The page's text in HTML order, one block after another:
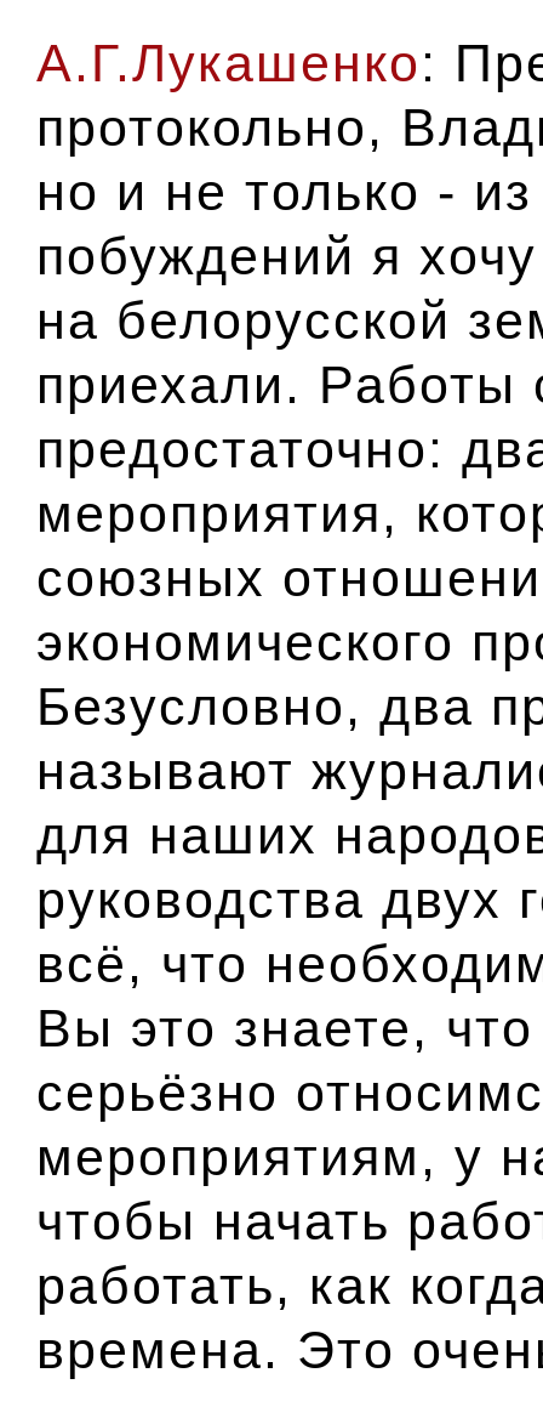
А.Г.Лукашенко:
протокольно,
но и не только -
побуждений я
на белорусской
приехали. Работы
предостаточно:
мероприятия,
союзных
экономического
Безусловно, два
называют
для наших
руководства двух
всё, что
Вы это знаете,
серьёзно
мероприятиям, у
чтобы начать
работать, как
времена. Это